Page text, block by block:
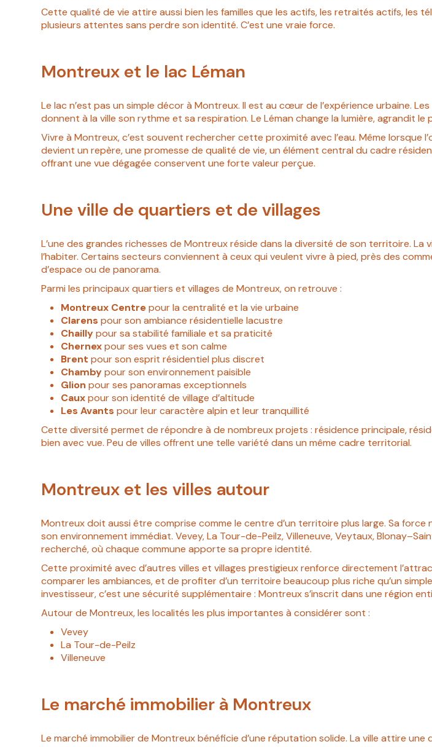
Cette qualité de vie attire aussi bien les familles que les actifs, les retraités actifs, les
plusieurs attentes sans perdre son identité. C’est une vraie force.
Montreux et le lac Léman
Le lac n’est pas un simple décor à Montreux. Il est au cœur de l’expérience urbaine.
donnent à la ville son rythme et sa respiration. Le Léman change la lumière, agrandit
Vivre à Montreux, c’est souvent rechercher cette proximité avec l’eau. Même lorsque
devient un repère, une promesse de qualité de vie, un élément central du cadre
offrant une vue dégagée conservent une forte valeur perçue.
Une ville de quartiers et de villages
L’une des grandes richesses de Montreux réside dans la diversité de son territoire. La
l’habiter. Certains secteurs conviennent à ceux qui veulent vivre à pied, près des
d’espace ou de panorama.
Parmi les principaux quartiers et villages de Montreux, on retrouve :
Montreux Centrepour la centralité et la vie urbaine
Clarens pour son ambiance résidentielle lacustre
Chaillypour sa stabilité familiale et sa praticité
Chernexpour ses vues et son calme
Brent pour son esprit résidentiel plus discret
Chambypour son environnement paisible
Glion pour ses panoramas exceptionnels
Cauxpour son identité de village d’altitude
Les Avants pour leur caractère alpin et leur tranquillité
Cette diversité permet de répondre à de nombreux projets : résidence principale,
bien avec vue. Peu de villes offrent une telle variété dans un même cadre territorial.
Montreux et les villes autour
Montreux doit aussi être comprise comme le centre d’un territoire plus large. Sa force
son environnement immédiat. Vevey, La Tour-de-Peilz, Villeneuve, Veytaux,
recherché, où chaque commune apporte sa propre identité.
Cette proximité avec d’autres villes et villages prestigieux renforce directement
comparer les ambiances, et de profiter d’un territoire beaucoup plus riche qu’un
investisseur, c’est une sécurité supplémentaire : Montreux s’inscrit dans une région
Autour de Montreux, les localités les plus importantes à considérer sont :
Vevey
La Tour-de-Peilz
Villeneuve
Le marché immobilier à Montreux
Le marché immobilier de Montreux bénéficie d’une réputation solide. La ville attire